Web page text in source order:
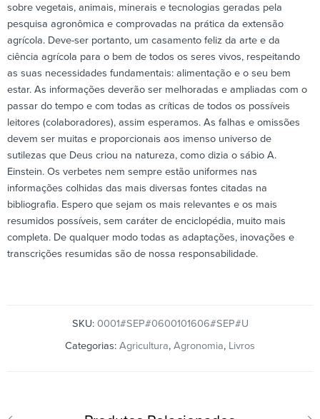
sobre vegetais, animais, minerais e tecnologias geradas pela
pesquisa agronômica e comprovadas na prática da extensão
agrícola. Deve-ser portanto, um casamento feliz da arte e da
ciência agrícola para o bem de todos os seres vivos, respeitando
as suas necessidades fundamentais: alimentação e o seu bem
estar. As informações deverão ser melhoradas e ampliadas com o
passar do tempo e com todas as críticas de todos os possíveis
leitores (colaboradores), assim esperamos. As falhas e omissões
devem ser muitas e proporcionais aos imenso universo de
sutilezas que Deus criou na natureza, como dizia o sábio A.
Einstein. Os verbetes nem sempre estão uniformes nas
informações colhidas das mais diversas fontes citadas na
bibliografia. Espero que sejam os mais relevantes e os mais
resumidos possíveis, sem caráter de enciclopédia, muito mais
completa. De qualquer modo todas as adaptações, inovações e
transcrições resumidas são de nossa responsabilidade.
SKU: 0001#SEP#0600101606#SEP#U
Categorias: Agricultura, Agronomia, Livros